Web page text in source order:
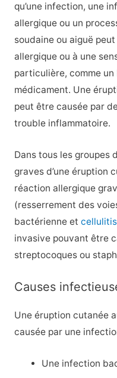
qu’une infection, une
allergique ou un
soudaine ou aiguë
allergique ou à une
particulière, comme
médicament. Une
peut être causée par
trouble inflammatoire.
Dans tous les groupes
graves d’une éruption
réaction allergique
(resserrement des
bactérienne et cellulitis
invasive pouvant être
streptocoques ou
Causes
Une éruption cutanée
causée par une
Une infection